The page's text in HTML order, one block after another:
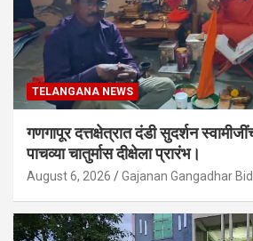
TELANGANA NEWS
गणगापूर दत्तक्षेत्रात दंडी सुदर्शन
पाचव्या चातुर्मास दीक्षेला प्रारंभ।
August 6, 2026 Gajanan Gangadhar